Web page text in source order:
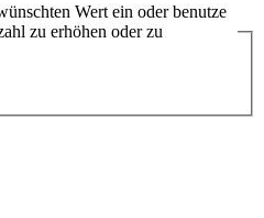
Wert ein oder benutze
zu erhöhen oder zu